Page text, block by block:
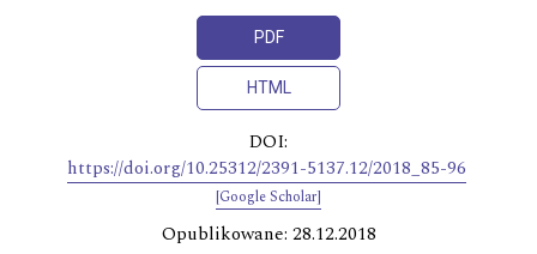
PDF
HTML
DOI:
https://doi.org/10.25312/2391-5137.12/2018_85-96
[Google Scholar]
Opublikowane: 28.12.2018